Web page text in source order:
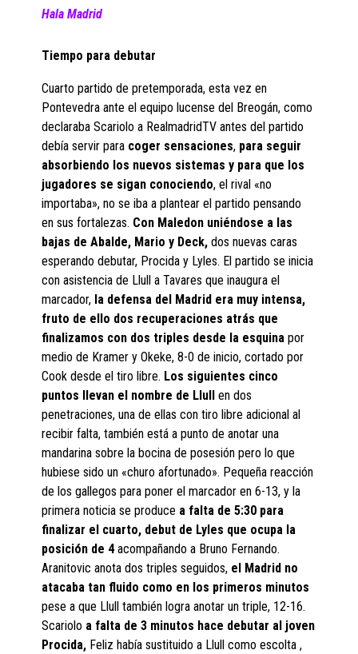
Hala Madrid
Tiempo para debutar
Cuarto partido de pretemporada, esta vez en
Pontevedra ante el equipo lucense del Breogán, como
declaraba Scariolo a RealmadridTV antes del partido
debía servir para coger sensaciones, para seguir
absorbiendo los nuevos sistemas y para que los
jugadores se sigan conociendo, el rival «no
importaba», no se iba a plantear el partido pensando
en sus fortalezas. Con Maledon uniéndose a las
bajas de Abalde, Mario y Deck, dos nuevas caras
esperando debutar, Procida y Lyles. El partido se inicia
con asistencia de Llull a Tavares que inaugura el
marcador, la defensa del Madrid era muy intensa,
fruto de ello dos recuperaciones atrás que
finalizamos con dos triples desde la esquina por
medio de Kramer y Okeke, 8-0 de inicio, cortado por
Cook desde el tiro libre. Los siguientes cinco
puntos llevan el nombre de Llull en dos
penetraciones, una de ellas con tiro libre adicional al
recibir falta, también está a punto de anotar una
mandarina sobre la bocina de posesión pero lo que
hubiese sido un «churo afortunado». Pequeña reacción
de los gallegos para poner el marcador en 6-13, y la
primera noticia se produce a falta de 5:30 para
finalizar el cuarto, debut de Lyles que ocupa la
posición de 4acompañando a Bruno Fernando.
Aranitovic anota dos triples seguidos, el Madrid no
atacaba tan fluido como en los primeros minutos
pese a que Llull también logra anotar un triple, 12-16.
Scariolo a falta de 3 minutos hace debutar al joven
Procida, Feliz había sustituido a Llull como escolta ,